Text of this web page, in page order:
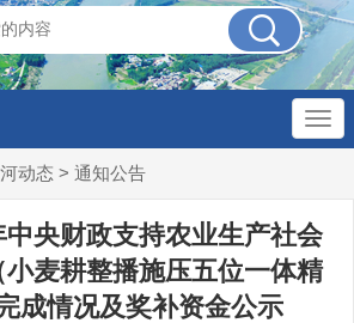
动态 > 通知公告
中央财政支持农业生产社会
麦耕整播施压五位一体精
成情况及奖补资金公示